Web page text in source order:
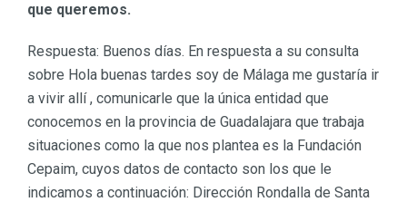
que queremos.
Respuesta: Buenos días. En respuesta a su consulta
sobre Hola buenas tardes soy de Málaga me gustaría ir
a vivir allí , comunicarle que la única entidad que
conocemos en la provincia de Guadalajara que trabaja
situaciones como la que nos plantea es la Fundación
Cepaim, cuyos datos de contacto son los que le
indicamos a continuación: Dirección Rondalla de Santa